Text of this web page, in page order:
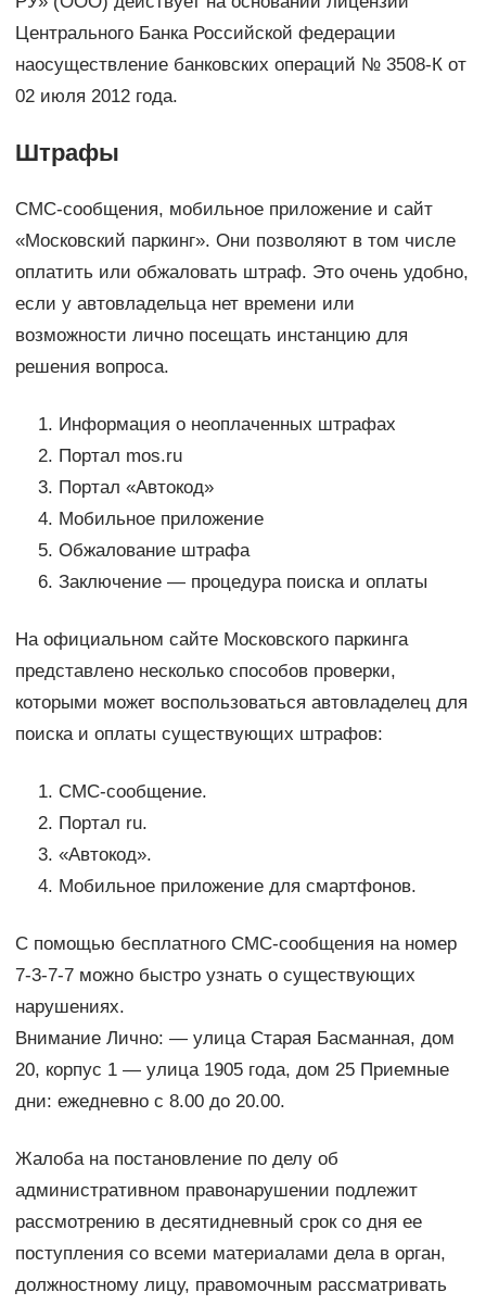
Центрального Банка Российской федерации
наосуществление банковских операций № 3508-К от
02 июля 2012 года.
Штрафы
СМС-сообщения, мобильное приложение и сайт
«Московский паркинг». Они позволяют в том числе
оплатить или обжаловать штраф. Это очень удобно,
если у автовладельца нет времени или
возможности лично посещать инстанцию для
решения вопроса.
Информация о неоплаченных штрафах
Портал mos.ru
Портал «Автокод»
Мобильное приложение
Обжалование штрафа
Заключение — процедура поиска и оплаты
На официальном сайте Московского паркинга
представлено несколько способов проверки,
которыми может воспользоваться автовладелец для
поиска и оплаты существующих штрафов:
СМС-сообщение.
Портал ru.
«Автокод».
Мобильное приложение для смартфонов.
С помощью бесплатного СМС-сообщения на номер
7-3-7-7 можно быстро узнать о существующих
нарушениях.
Внимание Лично: — улица Старая Басманная, дом
20, корпус 1 — улица 1905 года, дом 25 Приемные
дни: ежедневно с 8.00 до 20.00.
Жалоба на постановление по делу об
административном правонарушении подлежит
рассмотрению в десятидневный срок со дня ее
поступления со всеми материалами дела в орган,
должностному лицу, правомочным рассматривать